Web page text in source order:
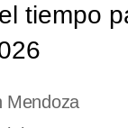
tiempo
Mendoza